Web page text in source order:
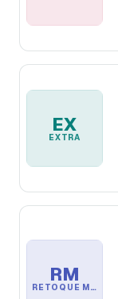
EX
EXTRA
RM
RETOQUE MICROBLANDING